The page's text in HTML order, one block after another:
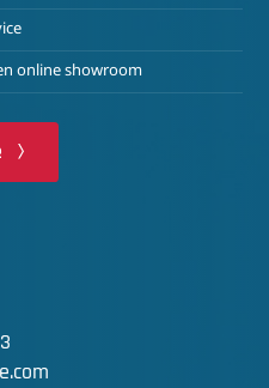
online showroom